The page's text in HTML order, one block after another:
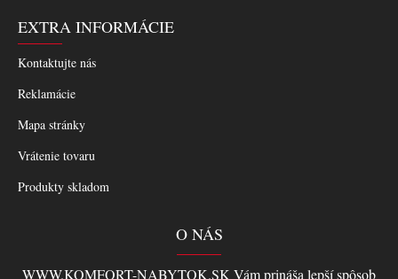
EXTRA INFORMÁCIE
Kontaktujte nás
Reklamácie
Mapa stránky
Vrátenie tovaru
Produkty skladom
O NÁS
WWW.KOMFORT-NABYTOK.SK Vám prináša lepší spôsob